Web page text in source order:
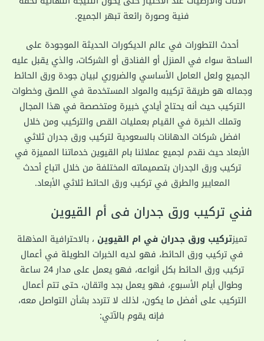
فنية وصورة رائعة تبهر الجميع.
أحدث التطورات في عالم الديكورات الحديثة الموجودة على
الساحة سواء في المنزل أو الفنادق أو الشركات، والذي يقبل عليه
الجميع ولعل العامل الأساسي والضروري لبيان جودة ورق الحائط
وجماله هو طريقة تركيبه والمواد المستخدمة في اللصق وخطوات
التركيب حيث أنه يحتاج أيادي خبيرة ومتخصصة في هذا المجال
وتملك الخبرة في القيام بعمليات القص والتركيب ومن خلال
افضل شركات الدهانات بالسعودية لتركيب ورق جدران ثلاثي
الأبعاد حيث نقدم لجميع عملائنا بام القيوين خدماتنا المميزة في
تركيب ورق الجدران بتصميماته المختلفة من خلال اتباع أحدث
المعايير والطرق في تركيب ورق الحائط ثلاثي الأبعاد.
فني تركيب ورق جدران فى أم القيوين
تميزتركيب ورق جدران في ام القيوين ، بالاحترافية المذهلة
في تركيب ورق الحائط، فهو لديه الخبرات الطويلة في أعمال
تركيب ورق الحائط بكل أنواعه، فهو يعمل على مدار 24 ساعة
وطوال أيام الأسبوع، فهو يعمل بجد واتقان، حتى تتم أعمال
التركيب على أفضل ما يكون، لذلك لا تتردد بشأن التواصل معه،
فإنه يقوم بالآتي: